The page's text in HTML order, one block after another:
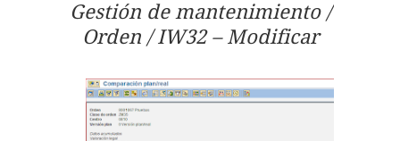
Gestión de mantenimiento /
Orden / IW32 – Modificar